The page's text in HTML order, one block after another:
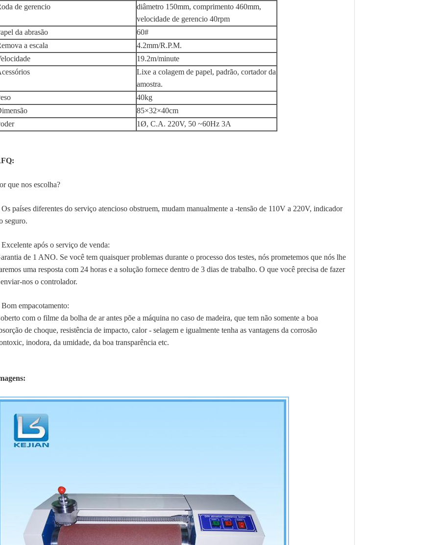
de gerencio
diâmetro 150mm, comprimento 460mm,
velocidade de gerencio 40rpm
da abrasão
60#
a escala
4.2mm/R.P.M.
19.2m/minute
Lixe a colagem de papel, padrão, cortador da
amostra.
40kg
85×32×40cm
1Ø, C.A. 220V, 50 ~60Hz 3A
que nos escolha?
Os países diferentes do serviço atencioso obstruem, mudam manualmente a -tensão de 110V a 220V, indicador
seguro.
Excelente após o serviço de venda:
de 1 ANO. Se você tem quaisquer problemas durante o processo dos testes, nós prometemos que nós lhe
uma resposta com 24 horas e a solução fornece dentro de 3 dias de trabalho. O que você precisa de fazer
nos o controlador.
Bom empacotamento:
com o filme da bolha de ar antes põe a máquina no caso de madeira, que tem não somente a boa
de choque, resistência de impacto, calor - selagem e igualmente tenha as vantagens da corrosão
inodora, da umidade, da boa transparência etc.